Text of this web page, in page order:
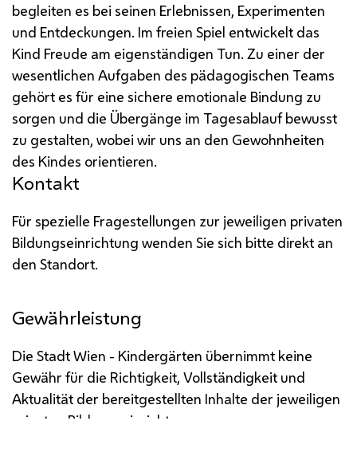
begleiten es bei seinen Erlebnissen, Experimenten
und Entdeckungen. Im freien Spiel entwickelt das
Kind Freude am eigenständigen Tun. Zu einer der
wesentlichen Aufgaben des pädagogischen Teams
gehört es für eine sichere emotionale Bindung zu
sorgen und die Übergänge im Tagesablauf bewusst
zu gestalten, wobei wir uns an den Gewohnheiten
des Kindes orientieren.
Kontakt
Für spezielle Fragestellungen zur jeweiligen privaten
Bildungseinrichtung wenden Sie sich bitte direkt an
den Standort.
Gewährleistung
Die Stadt Wien - Kindergärten übernimmt keine
Gewähr für die Richtigkeit, Vollständigkeit und
Aktualität der bereitgestellten Inhalte der jeweiligen
privaten Bildungseinrichtung.